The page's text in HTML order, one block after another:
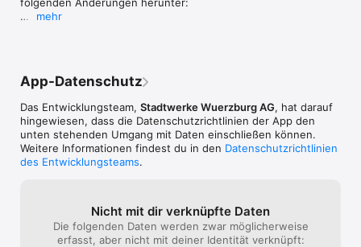
schon mehrmals in der Eile weggeklickt
mich hinterher zu fragen „Was stand da
zu erhöhen,
2FA generell
anfragen.
keine TAN-
Kreditkarte
Karte. Die IT-
da Daten nicht
Hinterlegung – freuen Sie sich auf
- allgemeine Bugfixes, z.B. Beheben des
automatischen Logouts
- verbessertes Design und optimierte
Benutzerführung
mehr
App-Datenschutz
Das Entwicklungsteam, Stadtwerke Wuerzburg AG, hat darauf
hingewiesen, dass die Datenschutz­richtlinien der App den
unten stehenden Umgang mit Daten einschließen können.
Weitere Informationen findest du in den Datenschutzrichtlinien
des Entwicklungsteams.
Nicht mit dir verknüpfte Daten
Die folgenden Daten werden zwar möglicherweise
erfasst, aber nicht mit deiner Identität verknüpft: